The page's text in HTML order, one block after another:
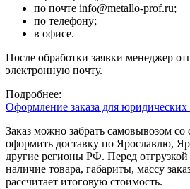
по почте info@metallo-prof.ru;
по телефону;
в офисе.
После обработки заявки менеджер
электронную почту.
Подробнее:
Оформление заказа для юридических
Заказ можно забрать самовывозом со
оформить доставку по Ярославлю,
другие регионы РФ. Перед
наличие товара, габариты, массу
рассчитает итоговую стоимость.